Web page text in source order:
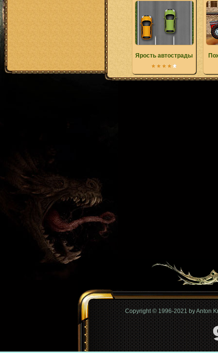
Ярость автострады
Copyright © 1996-2021 by Anton